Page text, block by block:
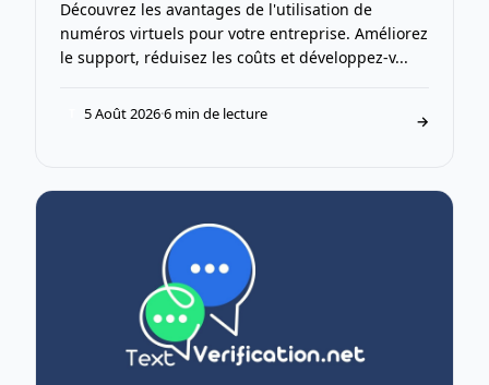
Découvrez les avantages de l'utilisation de
numéros virtuels pour votre entreprise. Améliorez
le support, réduisez les coûts et développez-v...
5 Août 2026·6 min de lecture →